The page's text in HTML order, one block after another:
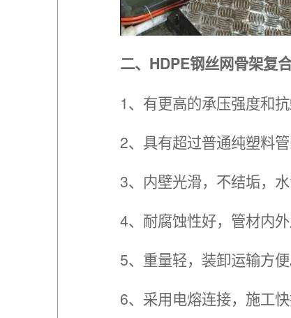
二、HDPE钢丝网骨架复
1、有更高的承压强度和抗
2、具有超过普通纯塑料
3、内壁光滑，不结垢，
4、耐腐蚀性好，管材内
5、重量轻，装卸运输方便
6、采用电熔连接，施工